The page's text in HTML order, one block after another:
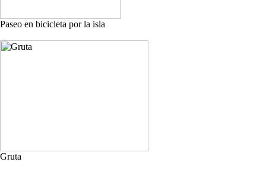
Paseo en bicicleta por la isla
Gruta